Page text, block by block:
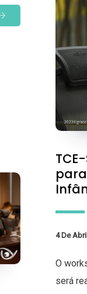
4 De
O
será